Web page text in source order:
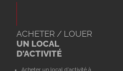
ACHETER / LOUER
UN LOCAL
D'ACTIVITÉ
Acheter un local d'activité à